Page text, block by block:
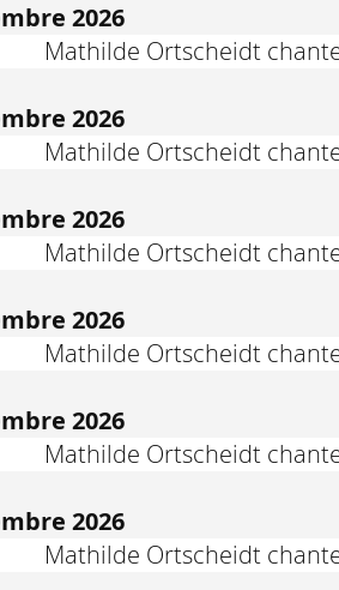
2026
Mathilde Ortscheidt
2026
Mathilde Ortscheidt
2026
Mathilde Ortscheidt
2026
Mathilde Ortscheidt
2026
Mathilde Ortscheidt
2026
Mathilde Ortscheidt